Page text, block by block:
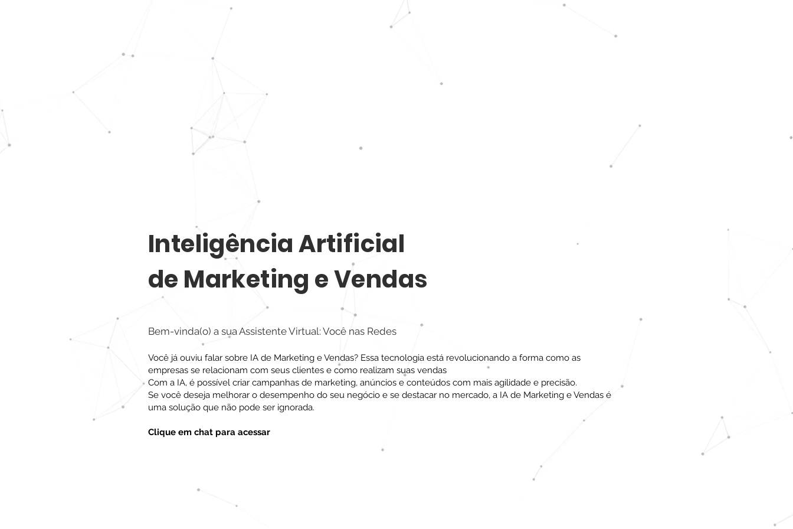
Inteligência Artificial
de Marketing e Vendas
Bem-vinda(o) a sua Assistente Virtual: Você nas Redes
Você já ouviu falar sobre IA de Marketing e Vendas? Essa tecnologia está revolucionando a forma como as
empresas se relacionam com seus clientes e como realizam suas vendas
Com a IA, é possível criar campanhas de marketing, anúncios e conteúdos com mais agilidade e precisão.
Se você deseja melhorar o desempenho do seu negócio e se destacar no mercado, a IA de Marketing e Vendas é
uma solução que não pode ser ignorada.
Clique em chat para acessar